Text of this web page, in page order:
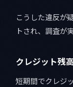
こうした違反が
トされ、調査が
クレジット残
短期間でクレジ